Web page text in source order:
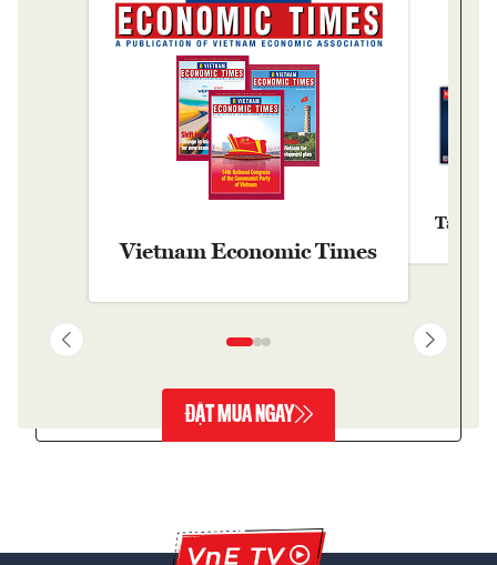
Vietnam Economic Times
Tạp
ĐẶT MUA NGAY